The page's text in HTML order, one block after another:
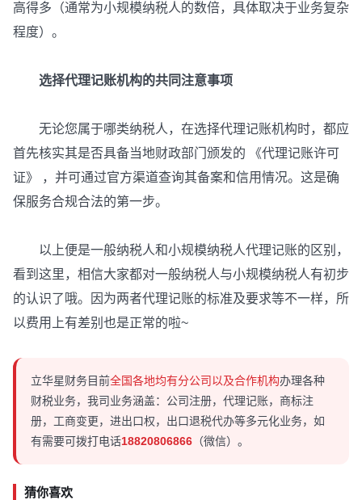
高得多（通常为小规模纳税人的数倍，具体取决于业务复杂
程度）。
选择代理记账机构的共同注意事项
无论您属于哪类纳税人，在选择代理记账机构时，都应
首先核实其是否具备当地财政部门颁发的 《代理记账许可
证》 ，并可通过官方渠道查询其备案和信用情况。这是确
保服务合规合法的第一步。
以上便是一般纳税人和小规模纳税人代理记账的区别，
看到这里，相信大家都对一般纳税人与小规模纳税人有初步
的认识了哦。因为两者代理记账的标准及要求等不一样，所
以费用上有差别也是正常的啦~
立华星财务目前全国各地均有分公司以及合作机构办理各种
财税业务，我司业务涵盖：公司注册，代理记账，商标注
册，工商变更，进出口权，出口退税代办等多元化业务，如
有需要可拨打电话18820806866 （微信）。
猜你喜欢